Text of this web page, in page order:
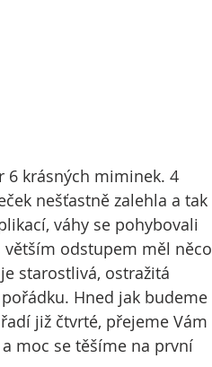
nešťastně zalehla a tak
váhy se pohybovali
odstupem měl něco
starostlivá, ostražitá
Hned jak budeme
již čtvrté, přejeme Vám
moc se těšíme na první